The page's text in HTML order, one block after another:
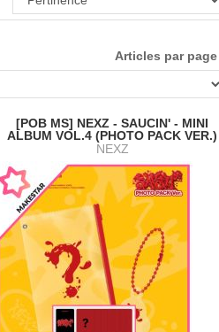
Articles par page
[POB MS] NEXZ - SAUCIN' - MINI
ALBUM VOL.4 (PHOTO PACK VER.)
NEXZ